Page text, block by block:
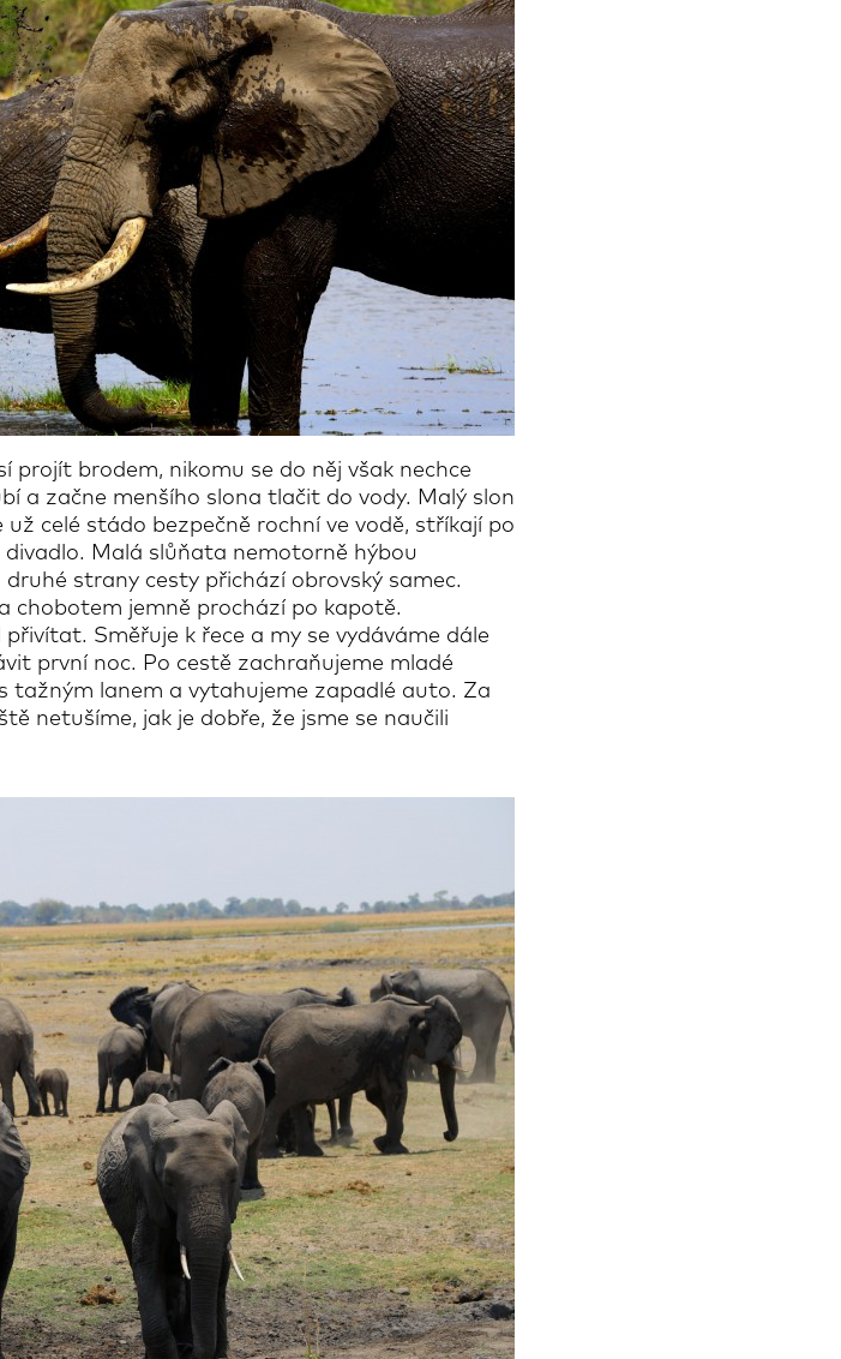
projít brodem, nikomu se do něj však nechce
a začne menšího slona tlačit do vody. Malý slon
celé stádo bezpečně rochní ve vodě, stříkají po
Malá slůňata nemotorně hýbou
strany cesty přichází obrovský samec.
chobotem jemně prochází po kapotě.
Směřuje k řece a my se vydáváme dále
první noc. Po cestě zachraňujeme mladé
tažným lanem a vytahujeme zapadlé auto. Za
netušíme, jak je dobře, že jsme se naučili